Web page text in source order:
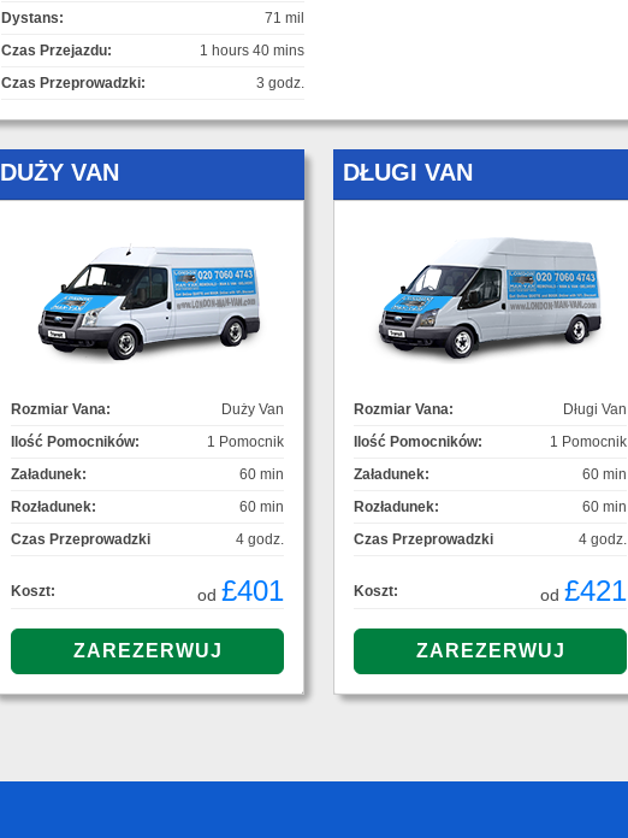
Dystans:
71 mil
Czas Przejazdu:
1 hours 40 mins
Czas Przeprowadzki:
3 godz.
DUŻY VAN
Rozmiar Vana:
Duży Van
Ilość Pomocników:
1 Pomocnik
Załadunek:
60 min
Rozładunek:
60 min
Czas Przeprowadzki
4 godz.
Koszt: od £401
DŁUGI VAN
Rozmiar Vana:
Długi Van
Ilość Pomocników:
1 Pomocnik
Załadunek:
60 min
Rozładunek:
60 min
Czas Przeprowadzki
4 godz.
Koszt: od £421